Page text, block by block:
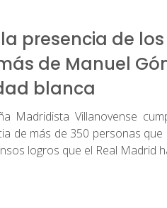
presencia de
de Manuel
blanca
Madridista Villanovense
de más de 350 personas
logros que el Real Madrid